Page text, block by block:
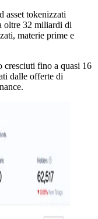
asset tokenizzati
oltre 32 miliardi di
materie prime e
cresciuti fino a quasi 16
dalle offerte di